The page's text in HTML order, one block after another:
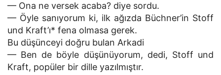
— Ona ne versek acaba? diye sordu.
— Öyle sanıyorum ki, ilk ağızda Büchner’in Stoff
und Kraft’ı* fena olmasa gerek.
Bu düşünceyi doğru bulan Arkadi
— Ben de böyle düşünüyorum, dedi, Stoff und
Kraft, popüler bir dille yazılmıştır.